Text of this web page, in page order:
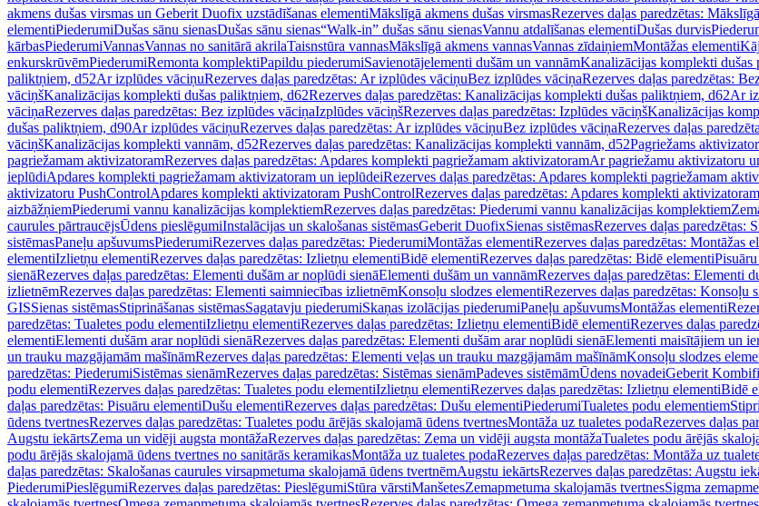
akmens dušas virsmas un Geberit Duofix uzstādīšanas elementiMākslīgā akmens dušas virsmasRezerves daļas paredzētas:
elementiPiederumiDušas sānu sienasDušas sānu sienas“Walk-in” dušas sānu sienasVannu atdalīšanas elementiDušas durvis
kārbasPiederumiVannasVannas no sanitārā akrilaTaisnstūra vannasMākslīgā akmens vannasVannas zīdaiņiemMontāžas elementi
enkurskrūvēmPiederumiRemonta komplektiPapildu piederumiSavienotājelementi dušām un vannāmKanalizācijas komplekti dušas
paliktņiem, d52Ar izplūdes vāciņuRezerves daļas paredzētas: Ar izplūdes vāciņuBez izplūdes vāciņaRezerves daļas paredzētas:
vāciņšKanalizācijas komplekti dušas paliktņiem, d62Rezerves daļas paredzētas: Kanalizācijas komplekti dušas paliktņiem, d62Ar
vāciņaRezerves daļas paredzētas: Bez izplūdes vāciņaIzplūdes vāciņšRezerves daļas paredzētas: Izplūdes vāciņšKanalizācijas
dušas paliktņiem, d90Ar izplūdes vāciņuRezerves daļas paredzētas: Ar izplūdes vāciņuBez izplūdes vāciņaRezerves daļas
vāciņšKanalizācijas komplekti vannām, d52Rezerves daļas paredzētas: Kanalizācijas komplekti vannām, d52Pagriežams
pagriežamam aktivizatoramRezerves daļas paredzētas: Apdares komplekti pagriežamam aktivizatoramAr pagriežamu aktivizatoru
ieplūdiApdares komplekti pagriežamam aktivizatoram un ieplūdeiRezerves daļas paredzētas: Apdares komplekti pagriežamam
aktivizatoru PushControlApdares komplekti aktivizatoram PushControlRezerves daļas paredzētas: Apdares komplekti
aizbāžņiemPiederumi vannu kanalizācijas komplektiemRezerves daļas paredzētas: Piederumi vannu kanalizācijas komplektiem
caurules pārtraucējsŪdens pieslēgumiInstalācijas un skalošanas sistēmasGeberit DuofixSienas sistēmasRezerves daļas paredzētas:
sistēmasPaneļu apšuvumsPiederumiRezerves daļas paredzētas: PiederumiMontāžas elementiRezerves daļas paredzētas: Montāžas
elementiIzlietņu elementiRezerves daļas paredzētas: Izlietņu elementiBidē elementiRezerves daļas paredzētas: Bidē elementi
sienāRezerves daļas paredzētas: Elementi dušām ar noplūdi sienāElementi dušām un vannāmRezerves daļas paredzētas: Elementi
izlietnēmRezerves daļas paredzētas: Elementi saimniecības izlietnēmKonsoļu slodzes elementiRezerves daļas paredzētas: Konsoļu
GISSienas sistēmasStiprināšanas sistēmasSagatavju piederumiSkaņas izolācijas piederumiPaneļu apšuvumsMontāžas elementi
paredzētas: Tualetes podu elementiIzlietņu elementiRezerves daļas paredzētas: Izlietņu elementiBidē elementiRezerves daļas
elementiElementi dušām arar noplūdi sienāRezerves daļas paredzētas: Elementi dušām arar noplūdi sienāElementi maisītājiem un
un trauku mazgājamām mašīnāmRezerves daļas paredzētas: Elementi veļas un trauku mazgājamām mašīnāmKonsoļu slodzes
paredzētas: PiederumiSistēmas sienāmRezerves daļas paredzētas: Sistēmas sienāmPadeves sistēmāmŪdens novadeiGeberit
podu elementiRezerves daļas paredzētas: Tualetes podu elementiIzlietņu elementiRezerves daļas paredzētas: Izlietņu elementiBidē
daļas paredzētas: Pisuāru elementiDušu elementiRezerves daļas paredzētas: Dušu elementiPiederumiTualetes podu elementiem
ūdens tvertnesRezerves daļas paredzētas: Tualetes podu ārējās skalojamā ūdens tvertnesMontāža uz tualetes podaRezerves daļas
Augstu iekārtsZema un vidēji augsta montāžaRezerves daļas paredzētas: Zema un vidēji augsta montāžaTualetes podu ārējās
podu ārējās skalojamā ūdens tvertnes no sanitārās keramikasMontāža uz tualetes podaRezerves daļas paredzētas: Montāža uz
daļas paredzētas: Skalošanas caurules virsapmetuma skalojamā ūdens tvertnēmAugstu iekārtsRezerves daļas paredzētas: Augstu
PiederumiPieslēgumiRezerves daļas paredzētas: PieslēgumiStūra vārstiManšetesZemapmetuma skalojamās tvertnesSigma